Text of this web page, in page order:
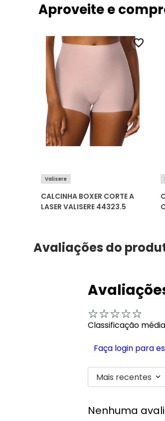
Aproveite e
Valisere
CALCINHA BOXER CORTE A
LASER VALISERE 44323.5
Avaliações do
☆☆☆☆☆
Classificação
Faça login para
Mais recentes
Nenhuma